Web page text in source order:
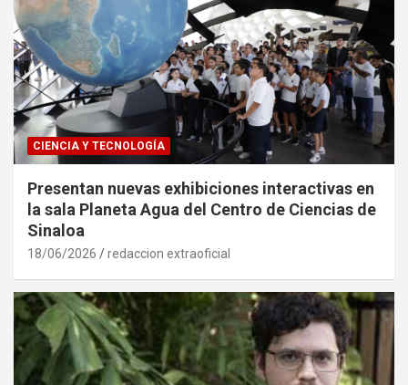
CIENCIA Y TECNOLOGÍA
Presentan nuevas exhibiciones interactivas en
la sala Planeta Agua del Centro de Ciencias de
Sinaloa
18/06/2026 redaccion extraoficial